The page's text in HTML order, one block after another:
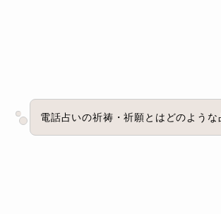
電話占いの祈祷・祈願とはどのような